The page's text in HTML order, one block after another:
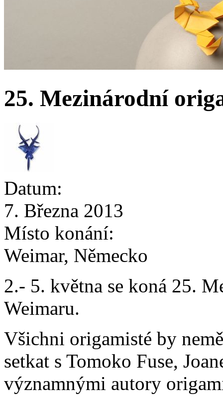
25. Mezinárodní
Datum:
7. Března 2013
Místo konání:
Weimar, Německo
2.- 5. května se koná 25.
Weimaru.
Všichni origamisté by
setkat s Tomoko Fuse,
významnými autory